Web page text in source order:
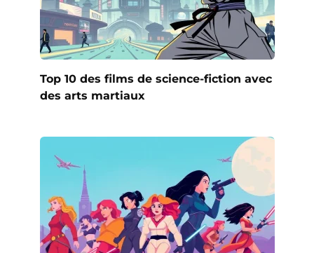
Top 10 des films de science-fiction avec
des arts martiaux